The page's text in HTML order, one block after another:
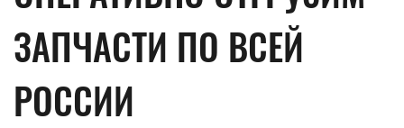
ЗАПЧАСТИ ПО ВСЕЙ
РОССИИ